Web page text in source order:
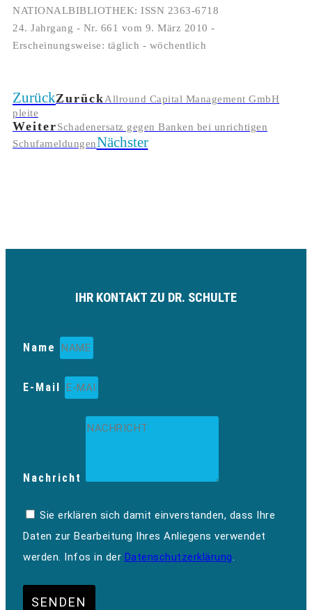
NATIONALBIBLIOTHEK: ISSN 2363-6718
24. Jahrgang - Nr. 661 vom 9. März 2010 -
Erscheinungsweise: täglich - wöchentlich
ZurückZurückAllround Capital Management GmbH
pleite
WeiterSchadenersatz gegen Banken bei unrichtigen
SchufameldungenNächster
IHR KONTAKT ZU DR. SCHULTE
Name
E-Mail
Nachricht
Sie erklären sich damit einverstanden, dass Ihre
Daten zur Bearbeitung Ihres Anliegens verwendet
werden. Infos in der Datenschutzerklärung.
SENDEN